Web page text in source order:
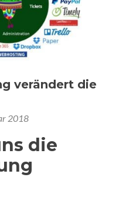
verändert die
2018
die